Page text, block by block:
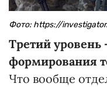
Фото: https://
Третий уровень
формирования
Что вообще